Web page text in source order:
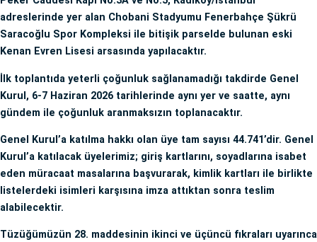
adreslerinde yer alan Chobani Stadyumu Fenerbahçe Şükrü
Saracoğlu Spor Kompleksi ile bitişik parselde bulunan eski
Kenan Evren Lisesi arsasında yapılacaktır.
İlk toplantıda yeterli çoğunluk sağlanamadığı takdirde Genel
Kurul, 6-7 Haziran 2026 tarihlerinde aynı yer ve saatte, aynı
gündem ile çoğunluk aranmaksızın toplanacaktır.
Genel Kurul’a katılma hakkı olan üye tam sayısı 44.741’dir. Genel
Kurul’a katılacak üyelerimiz; giriş kartlarını, soyadlarına isabet
eden müracaat masalarına başvurarak, kimlik kartları ile birlikte
listelerdeki isimleri karşısına imza attıktan sonra teslim
alabilecektir.
Tüzüğümüzün 28. maddesinin ikinci ve üçüncü fıkraları uyarınca